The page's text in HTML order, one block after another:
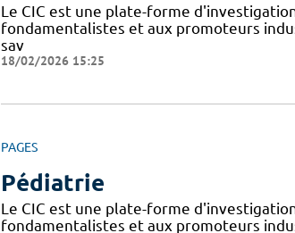
Le CIC est une plate-forme
fondamentalistes et aux promoteurs
sav
18/02/2026 15:25
PAGES
Pédiatrie
Le CIC est une plate-forme
fondamentalistes et aux promoteurs